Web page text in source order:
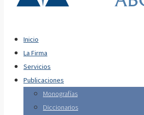
Inicio
La Firma
Servicios
Publicaciones
Monografías
Diccionarios